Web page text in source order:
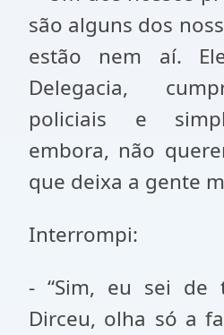
são alguns dos
estão nem aí.
Delegacia,
policiais e
embora, não
que deixa a gente
Interrompi:
- “Sim, eu sei de
Dirceu, olha só a